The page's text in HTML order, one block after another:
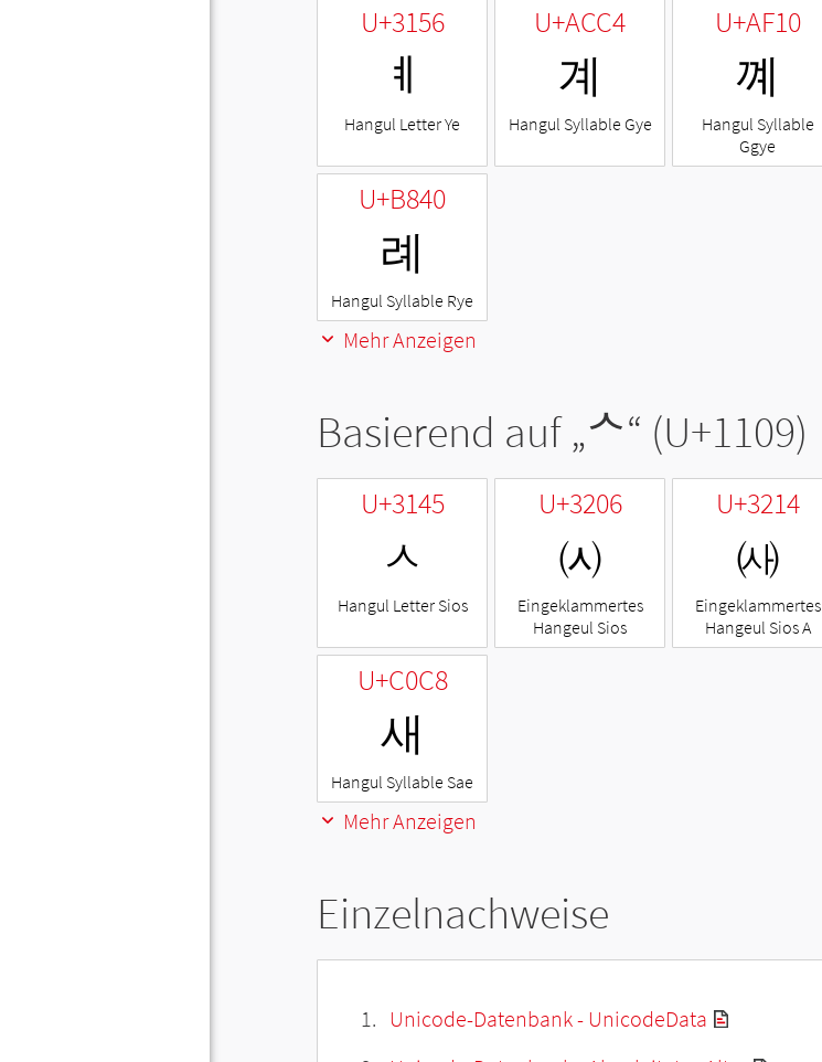
U+3156
ㅖ
Hangul Letter Ye
U+ACC4
계
Hangul Syllable Gye
U+AF10
꼐
Hangul Syllable
Ggye
U+B840
례
Hangul Syllable Rye
Mehr Anzeigen
Basierend auf „ᄉ“ (U+1109)
U+3145
ㅅ
Hangul Letter Sios
U+3206
㈆
Eingeklammertes
Hangeul Sios
U+3214
㈔
Eingeklammertes
Hangeul Sios A
U+C0C8
새
Hangul Syllable Sae
Mehr Anzeigen
Einzelnachweise
Unicode-Datenbank - UnicodeData